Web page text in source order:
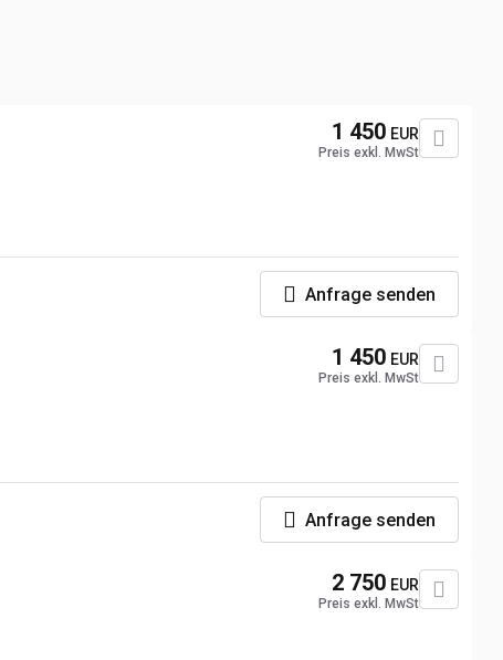
1 450 EUR
Preis exkl. MwSt
Anfrage senden
1 450 EUR
Preis exkl. MwSt
Anfrage senden
2 750 EUR
Preis exkl. MwSt